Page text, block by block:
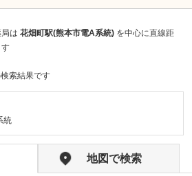
は 花畑町駅(熊本市電A系統) を中心に直線距
索結果です
統
地図で検索